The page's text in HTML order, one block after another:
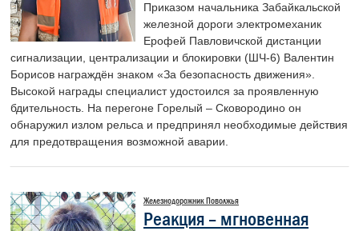
Приказом начальника Забайкальской
железной дороги электромеханик
Ерофей Павловичской дистанции
сигнализации, централизации и блокировки (ШЧ-6) Валентин
Борисов награждён знаком «За безопасность движения».
Высокой награды специалист удостоился за проявленную
бдительность. На перегоне Горелый – Сковородино он
обнаружил излом рельса и предпринял необходимые действия
для предотвращения возможной аварии.
Железнодорожник Поволжья
Реакция – мгновенная